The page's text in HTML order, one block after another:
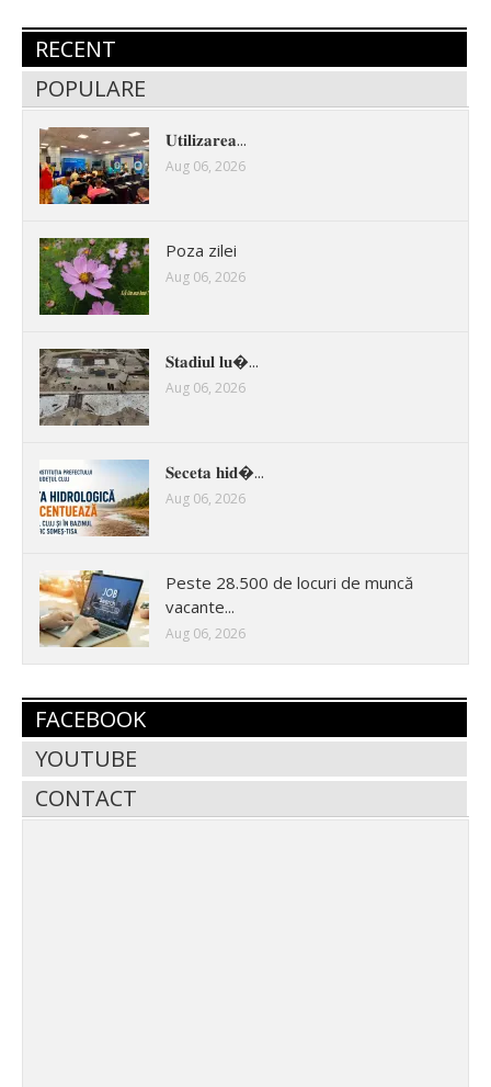
RECENT
POPULARE
𝐔𝐭𝐢𝐥𝐢𝐳𝐚𝐫𝐞𝐚...
Aug 06, 2026
Poza zilei
Aug 06, 2026
𝐒𝐭𝐚𝐝𝐢𝐮𝐥 𝐥𝐮�...
Aug 06, 2026
𝐒𝐞𝐜𝐞𝐭𝐚 𝐡𝐢𝐝�...
Aug 06, 2026
Peste 28.500 de locuri de muncă
vacante...
Aug 06, 2026
FACEBOOK
YOUTUBE
CONTACT